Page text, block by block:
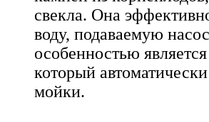
свекла. Она
воду, подаваемую
особенностью
который
мойки.